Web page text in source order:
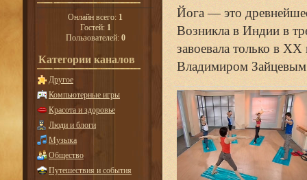
Онлайн всего: 1
Гостей: 1
Пользователей: 0
Категории каналов
Другое
Компьютерные игры
Красота и здоровье
Люди и блоги
Музыка
Общество
Путешествия и события
Йога — это
Возникла в Индии в
завоевала только в
Владимиром